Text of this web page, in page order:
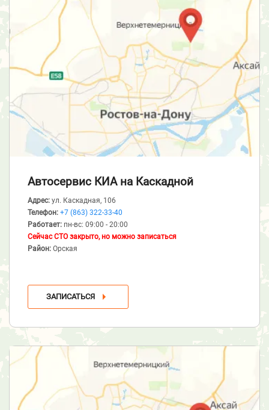
Автосервис КИА на Каскадной
Адрес: ул. Каскадная, 106
Телефон: +7 (863) 322-33-40
Работает: пн-вс: 09:00 - 20:00
Сейчас СТО закрыто, но можно записаться
Район: Орская
ЗАПИСАТЬСЯ